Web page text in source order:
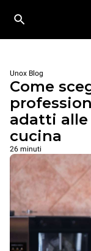
Unox Blog
Come
adatti
cucina
26 minuti